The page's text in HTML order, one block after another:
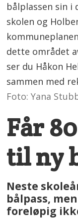
bålplassen sin i
skolen og
dette området
ser du Håkon
sammen med
Foto: Yana
Får
til ny
Neste
bålpass,
foreløpig